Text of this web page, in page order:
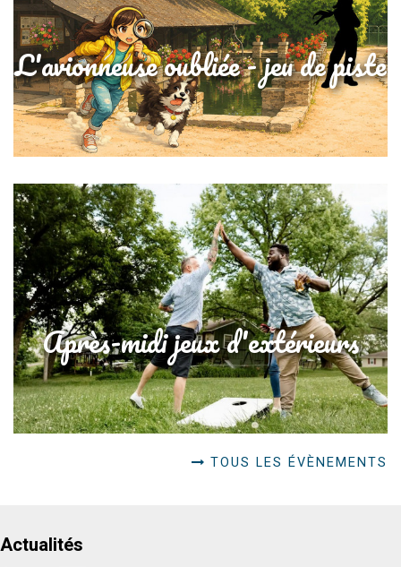
L'avionneuse oubliée - jeu de piste
Après-midi jeux d'extérieurs
TOUS LES ÉVÈNEMENTS
Actualités